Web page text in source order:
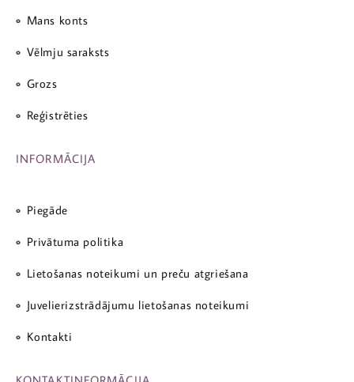
Mans konts
Vēlmju saraksts
Grozs
Reģistrēties
INFORMĀCIJA
Piegāde
Privātuma politika
Lietošanas noteikumi un preču atgriešana
Juvelierizstrādājumu lietošanas noteikumi
Kontakti